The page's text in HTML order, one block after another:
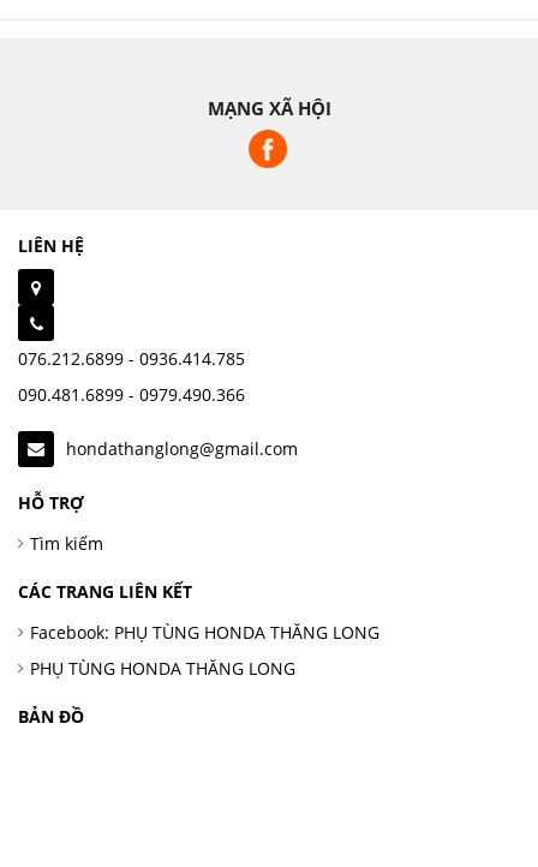
MẠNG XÃ HỘI
LIÊN HỆ
076.212.6899 - 0936.414.785
090.481.6899 - 0979.490.366
hondathanglong@gmail.com
HỖ TRỢ
Tìm kiếm
CÁC TRANG LIÊN KẾT
Facebook: PHỤ TÙNG HONDA THĂNG LONG
PHỤ TÙNG HONDA THĂNG LONG
BẢN ĐỒ